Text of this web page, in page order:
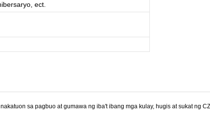
ect.
sa pagbuo at gumawa ng iba't ibang mga kulay, hugis at sukat ng